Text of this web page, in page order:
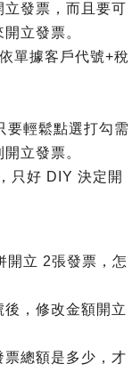
發票，而且要可
立發票。
單據客戶代號+稅
要輕鬆點選打勾需
立發票。
只好 DIY 決定開
開立 2張發票，怎
，修改金額開立
總額是多少，才